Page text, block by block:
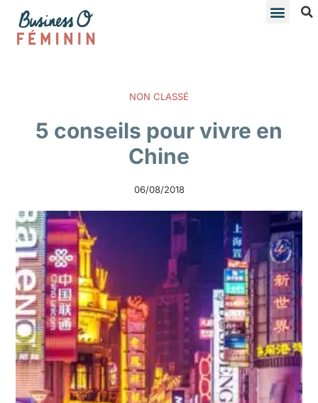
NON CLASSÉ
5 conseils pour vivre en
Chine
06/08/2018